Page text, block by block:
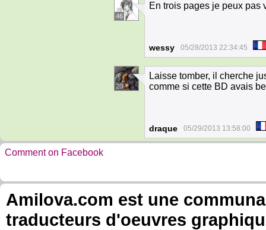
46
En trois pages je peux pas
wessy 05/28/2013 22:34:45
20
Laisse tomber, il cherche
comme si cette BD avais
draque 05/29/2013 13:58:00
Comment on Facebook
Amilova.com est une
traducteurs d'oeuvres